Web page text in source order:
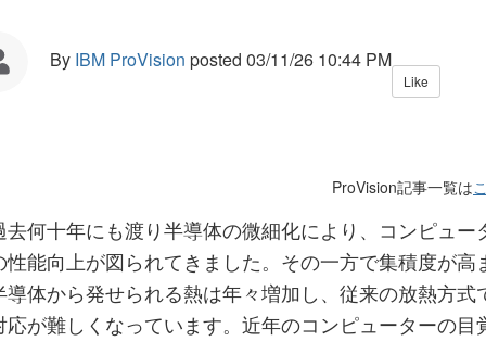
By IBM ProVision posted 03/11/26 10:44 PM
Like
ProVision記事一覧は
去何十年にも渡り半導体の微細化により、コンピュー
性能向上が図られてきました。その一方で集積度が高
導体から発せられる熱は年々増加し、従来の放熱方式
応が難しくなっています。近年のコンピューターの目